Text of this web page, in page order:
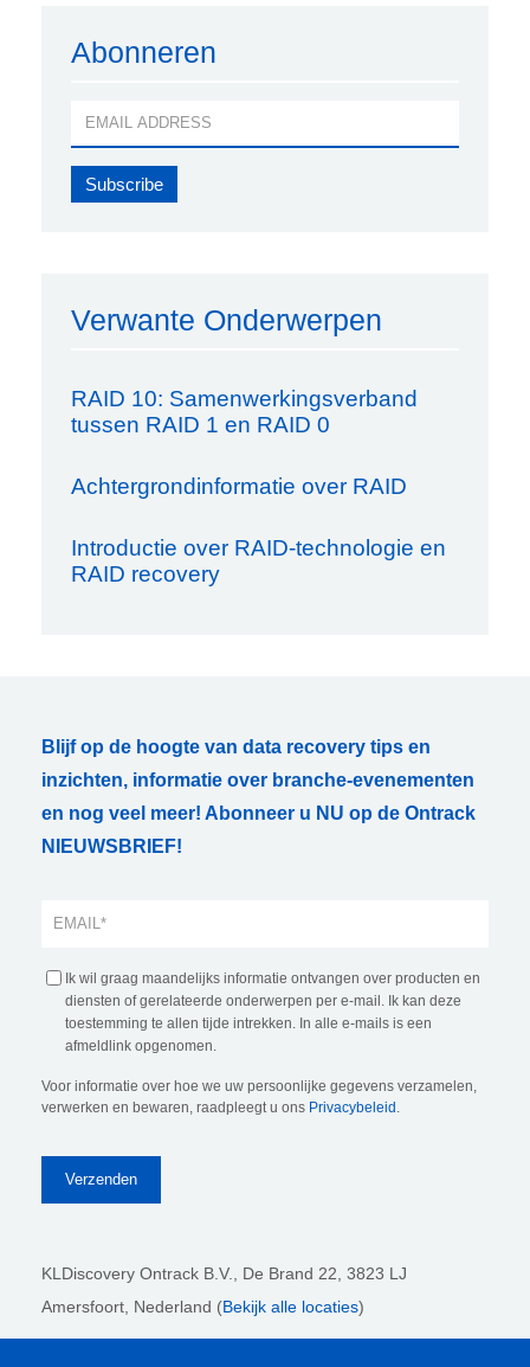
Abonneren
Verwante Onderwerpen
RAID 10: Samenwerkingsverband
tussen RAID 1 en RAID 0
Achtergrondinformatie over RAID
Introductie over RAID-technologie en
RAID recovery
Blijf op de hoogte van data recovery tips en
inzichten, informatie over branche-evenementen
en nog veel meer! Abonneer u NU op de Ontrack
NIEUWSBRIEF!
Ik wil graag maandelijks informatie ontvangen over producten en
diensten of gerelateerde onderwerpen per e-mail. Ik kan deze
toestemming te allen tijde intrekken. In alle e-mails is een
afmeldlink opgenomen.
Voor informatie over hoe we uw persoonlijke gegevens verzamelen,
verwerken en bewaren, raadpleegt u ons Privacybeleid
KLDiscovery Ontrack B.V., De Brand 22, 3823 LJ
Amersfoort, Nederland (Bekijk alle locaties)